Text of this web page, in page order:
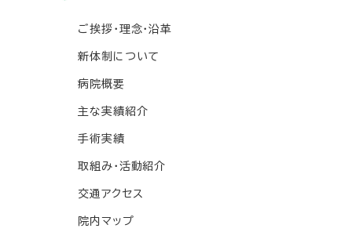
ご挨拶・理念・沿革
新体制について
病院概要
主な実績紹介
手術実績
取組み・活動紹介
交通アクセス
院内マップ